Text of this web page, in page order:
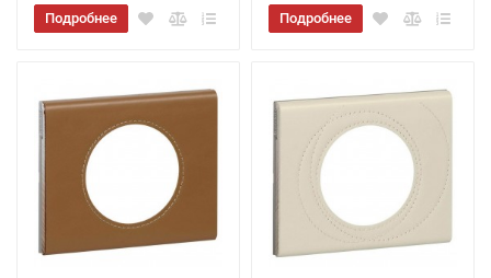
Подробнее Подробнее